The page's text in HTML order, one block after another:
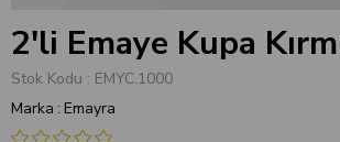
2'li Emaye Kupa
Stok Kodu
EMYC.1000
Marka : Emayra